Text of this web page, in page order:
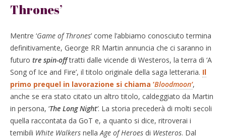
Thrones’
Mentre ‘Game of Thrones’ come l’abbiamo conosciuto termina
definitivamente, George RR Martin annuncia che ci saranno in
futuro tre spin-offtratti dalle vicende di Westeros, la terra di ‘A
Song of Ice and Fire’, il titolo originale della saga letteraria. Il
primo prequel in lavorazione si chiama ‘Bloodmoon’,
anche se era stato citato un altro titolo, caldeggiato da Martin
in persona, ‘The Long Night’. La storia precederà di molti secoli
quella raccontata da GoT e, a quanto si dice, ritroverai i
temibili White Walkers nellaAge of Heroes di Westeros. Dal